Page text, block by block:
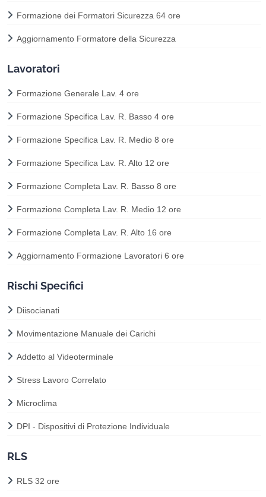
Formazione dei Formatori Sicurezza 64 ore
Aggiornamento Formatore della Sicurezza
Lavoratori
Formazione Generale Lav. 4 ore
Formazione Specifica Lav. R. Basso 4 ore
Formazione Specifica Lav. R. Medio 8 ore
Formazione Specifica Lav. R. Alto 12 ore
Formazione Completa Lav. R. Basso 8 ore
Formazione Completa Lav. R. Medio 12 ore
Formazione Completa Lav. R. Alto 16 ore
Aggiornamento Formazione Lavoratori 6 ore
Rischi Specifici
Diisocianati
Movimentazione Manuale dei Carichi
Addetto al Videoterminale
Stress Lavoro Correlato
Microclima
DPI - Dispositivi di Protezione Individuale
RLS
RLS 32 ore